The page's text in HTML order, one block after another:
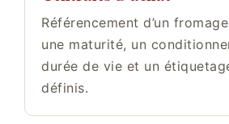
Référencement d’un
une maturité, un
durée de vie et un
définis.